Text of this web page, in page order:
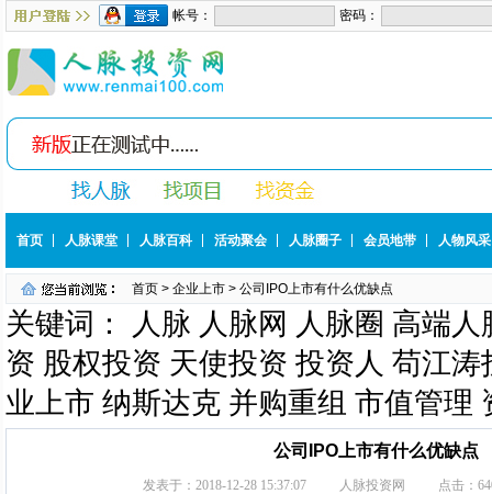
首页 人脉课堂 人脉百科 活动聚会 人脉圈子 会员地带 人物风采
首页 > 企业上市 > 公司IPO上市有什么优缺点
关键词： 人脉 人脉网 人脉圈 高端
资 股权投资 天使投资 投资人 苟江涛
业上市 纳斯达克 并购重组 市值管理
公司IPO上市有什么优缺点
发表于： 2018-12-28 15:37:07 人脉投资网 点击：